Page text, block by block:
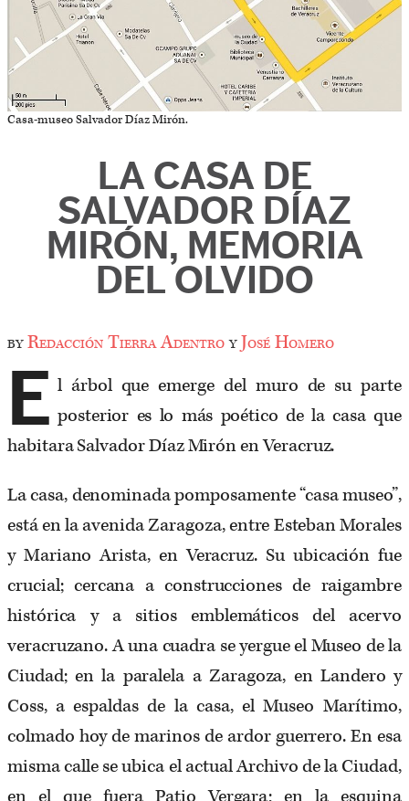
Casa-museo Salvador Díaz Mirón.
LA CASA DE
SALVADOR DÍAZ
MIRÓN, MEMORIA
DEL OLVIDO
byRedacción Tierra AdentroyJosé Homero
E l árbol que emerge del muro de su parte
posterior es lo más poético de la casa que
habitara Salvador Díaz Mirón en Veracruz.
La casa, denominada pomposamente “casa museo”,
está en la avenida Zaragoza, entre Esteban Morales
y Mariano Arista, en Veracruz. Su ubicación fue
crucial; cercana a construcciones de raigambre
histórica y a sitios emblemáticos del acervo
veracruzano. A una cuadra se yergue el Museo de la
Ciudad; en la paralela a Zaragoza, en Landero y
Coss, a espaldas de la casa, el Museo Marítimo,
colmado hoy de marinos de ardor guerrero. En esa
misma calle se ubica el actual Archivo de la Ciudad,